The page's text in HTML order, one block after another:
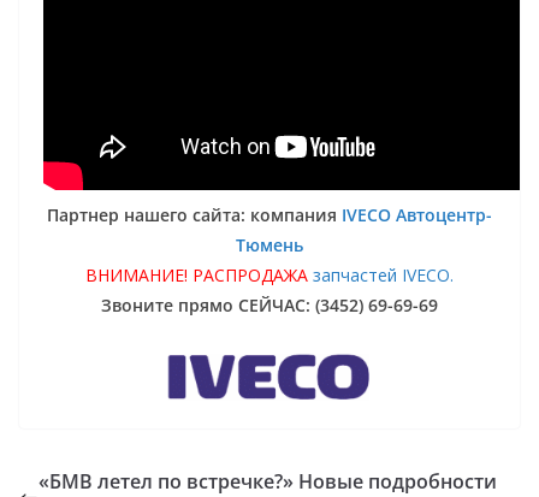
Партнер нашего сайта: компания IVECO Автоцентр-
Тюмень
ВНИМАНИЕ! РАСПРОДАЖА запчастей IVECO.
Звоните прямо СЕЙЧАС: (3452) 69-69-69
«БМВ летел по встречке?» Новые подробности